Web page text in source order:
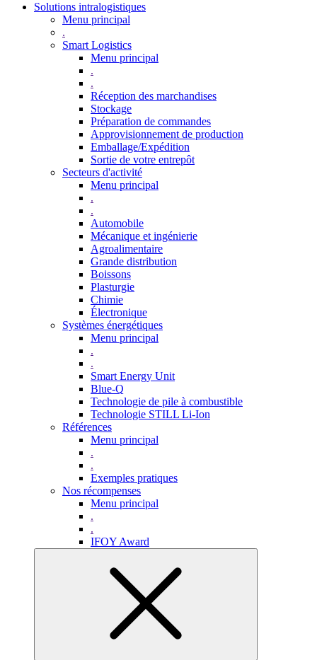
Solutions intralogistiques
Menu principal
.
Smart Logistics
Menu principal
.
.
Réception des marchandises
Stockage
Préparation de commandes
Approvisionnement de production
Emballage/Expédition
Sortie de votre entrepôt
Secteurs d'activité
Menu principal
.
.
Automobile
Mécanique et ingénierie
Agroalimentaire
Grande distribution
Boissons
Plasturgie
Chimie
Électronique
Systèmes énergétiques
Menu principal
.
.
Smart Energy Unit
Blue-Q
Technologie de pile à combustible
Technologie STILL Li-Ion
Références
Menu principal
.
.
Exemples pratiques
Nos récompenses
Menu principal
.
.
IFOY Award